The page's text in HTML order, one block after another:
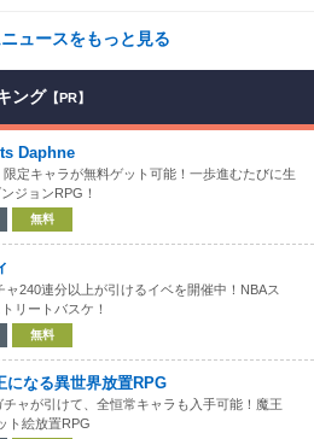
ュースをもっと見る
ング 【PR】
Daphne
限定キャラが無料ゲット可能！一歩進むたびに生
ジョンRPG！
無料
ャ240連分以上が引けるイベを開催中！NBAス
リートバスケ！
無料
になる異世界放置RPG
ャが引けて、全恒常キャラも入手可能！魔王
ト絵放置RPG